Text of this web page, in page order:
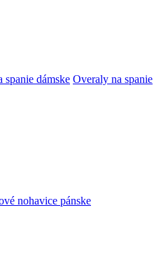
spanie dámske Overaly na spanie
nohavice pánske